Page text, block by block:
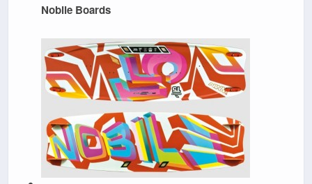
Nobile Boards